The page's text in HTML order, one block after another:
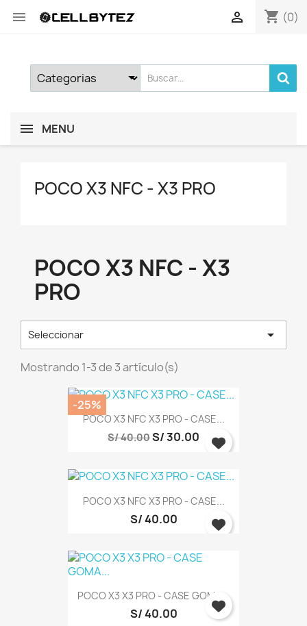
 shopping_cart (0)

MENU
POCO X3 NFC - X3 PRO
POCO X3 NFC - X3
PRO
Seleccionar 
Mostrando 1-3 de 3 artículo(s)
POCO X3 NFC X3 PRO - CASE...
S/ 40.00S/ 30.00
-25%
POCO X3 NFC X3 PRO - CASE...
S/ 40.00
POCO X3 X3 PRO - CASE GOMA...
S/ 40.00
Debe iniciar sesión para guardar productos en su
lista de deseos.